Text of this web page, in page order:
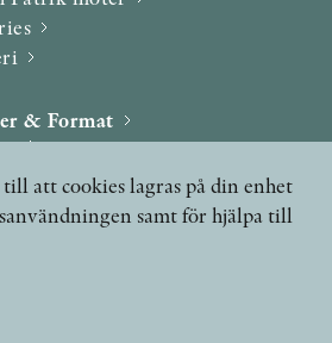
& Format
att cookies lagras på din enhet
samt för hjälpa till